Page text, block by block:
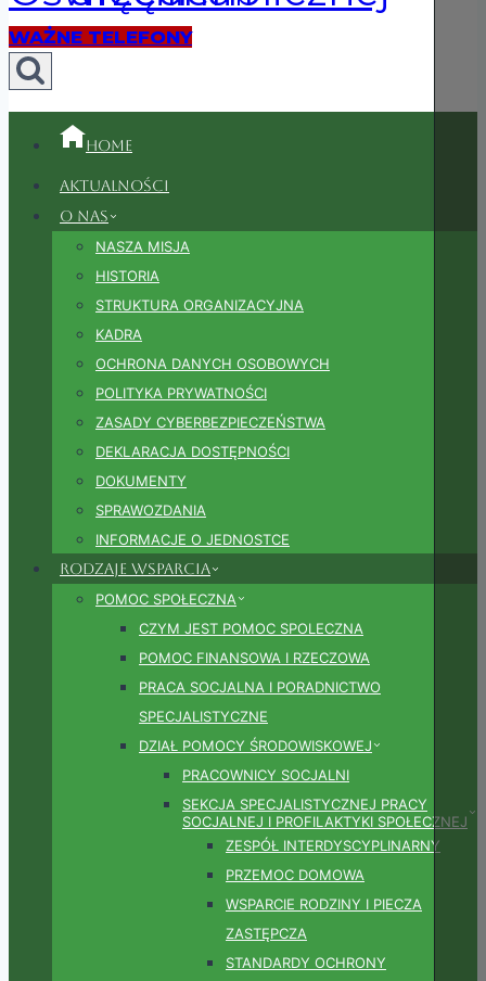
WAŻNE TELEFONY
Home
Aktualności
O nas
NASZA MISJA
HISTORIA
STRUKTURA ORGANIZACYJNA
KADRA
OCHRONA DANYCH OSOBOWYCH
POLITYKA PRYWATNOŚCI
ZASADY CYBERBEZPIECZEŃSTWA
DEKLARACJA DOSTĘPNOŚCI
DOKUMENTY
SPRAWOZDANIA
INFORMACJE O JEDNOSTCE
Rodzaje wsparcia
POMOC SPOŁECZNA
CZYM JEST POMOC SPOLECZNA
POMOC FINANSOWA I RZECZOWA
PRACA SOCJALNA I PORADNICTWO
SPECJALISTYCZNE
DZIAŁ POMOCY ŚRODOWISKOWEJ
PRACOWNICY SOCJALNI
SEKCJA SPECJALISTYCZNEJ PRACY
SOCJALNEJ I PROFILAKTYKI SPOŁECZNEJ
ZESPÓŁ INTERDYSCYPLINARNY
PRZEMOC DOMOWA
WSPARCIE RODZINY I PIECZA
ZASTĘPCZA
STANDARDY OCHRONY